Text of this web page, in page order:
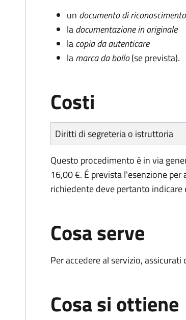
un documento di
ladocumentazione in originale
lacopia da autenticare
lamarca da bollo(se prevista).
Costi
Diritti di segreteria o istruttoria
Questo procedimento è in via
16,00 €. É prevista l'esenzione
richiedente deve pertanto
Cosa serve
Per accedere al servizio,
Cosa si ottiene